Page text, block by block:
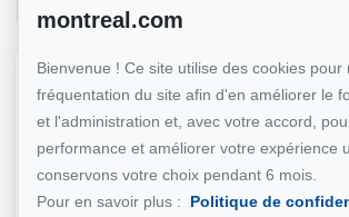
GESTION
Gestionnaire Immobilier
montreal.com
Bienvenue ! Ce site utilise des cookies pour
fréquentation du site afin d'en améliorer le
et l'administration et, avec votre accord,
performance et améliorer votre expérience
conservons votre choix pendant 6 mois.
Pour en savoir plus :
Politique de